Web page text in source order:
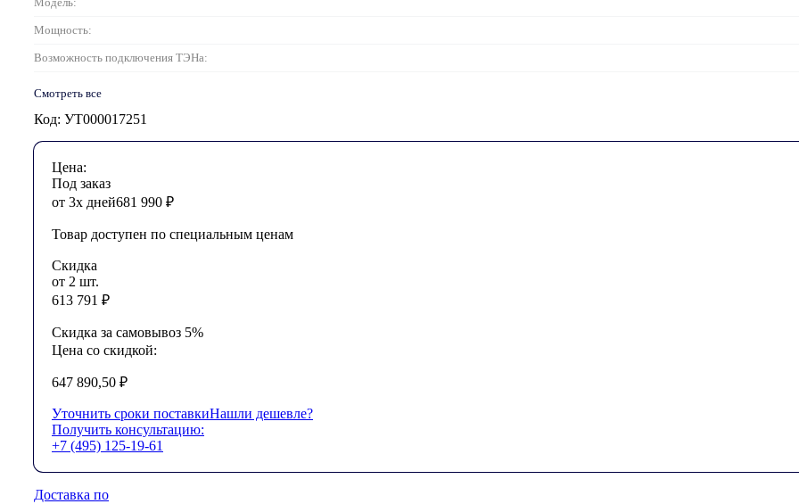
Мощность:
Возможность подключения ТЭНа:
Смотреть все
Код: УТ000017251
Цена:
Под заказ
от 3х дней681 990 ₽
Товар доступен по специальным ценам
Скидка
от 2 шт.
613 791 ₽
Скидка за самовывоз 5%
Цена со скидкой:
647 890,50 ₽
Уточнить сроки поставкиНашли дешевле?
Получить консультацию:
+7 (495) 125-19-61
Доставка по